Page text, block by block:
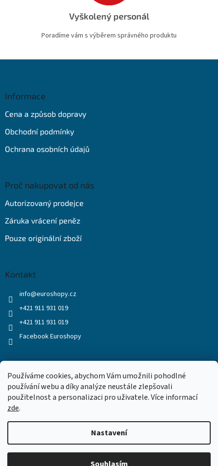
Používáme cookies, abychom Vám umožnili pohodlné
používání webu a díky analýze neustále zlepšovali
použitelnost a personalizaci pro uživatele. Více informací
zde.
Nastavení
Vyškolený personál
Poradíme vám s výběrem správného produktu
Informace
Cena a způsob dopravy
Obchodní podmínky
Ochrana osobních údajů
Proč nakupovat od nás
Autorizovaný prodejce
Záruka vrácení peněz
Pouze originální zboží
Kontakt
info@euroshopy.cz
+421 911 931 019
+421 911 931 019
Facebook Euroshopy
Vytvořil Shoptet